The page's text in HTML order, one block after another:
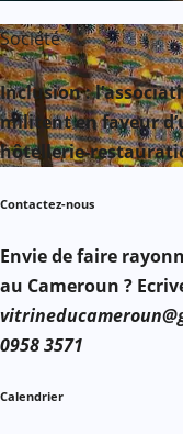
Société
Inclusion :
militent en faveur
hôtellerie-
Contactez-nous
Envie de faire
au Cameroun ?
0958 3571
Calendrier